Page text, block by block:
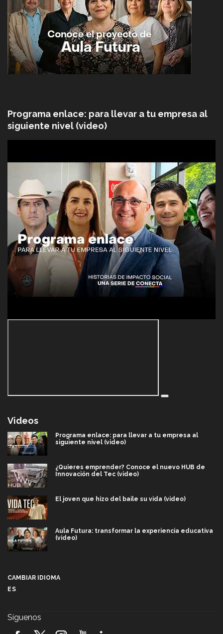
Programa enlace: para llevar a tu empresa al
siguiente nivel (video)
Videos
Programa enlace: para llevar a tu empresa al
siguiente nivel (video)
¿Quieres emprender? Conoce el nuevo HUB de
Innovación del Tec (video)
El joven que hizo del baile su vida (video)
Aula Futura: transformar la experiencia educativa
(video)
CAMBIAR IDIOMA
ES
Síguenos